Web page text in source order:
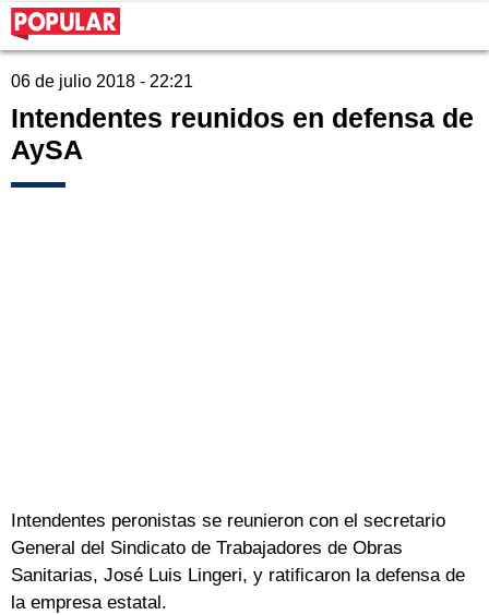
06 de julio 2018 - 22:21
Intendentes reunidos en defensa de
AySA
Intendentes peronistas se reunieron con el secretario
General del Sindicato de Trabajadores de Obras
Sanitarias, José Luis Lingeri, y ratificaron la defensa de
la empresa estatal.